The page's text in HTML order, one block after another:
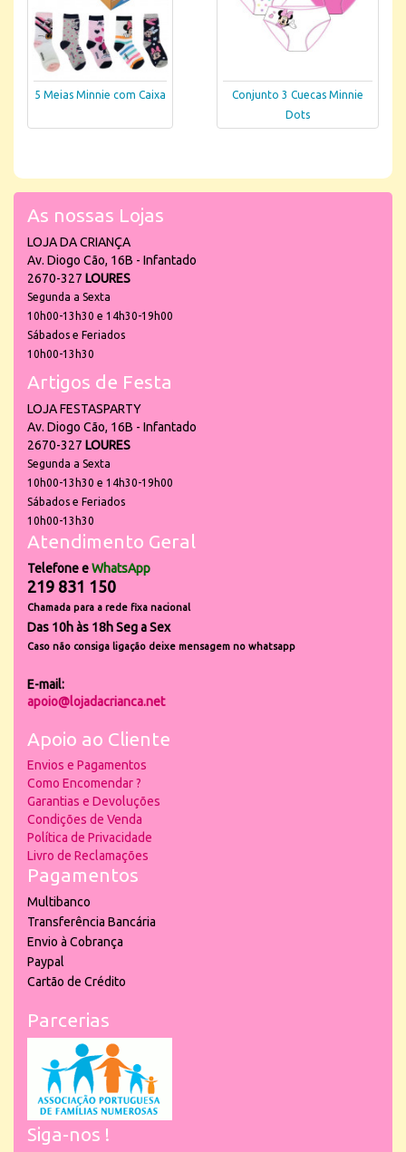
5 Meias Minnie com Caixa
Conjunto 3 Cuecas Minnie
Dots
As nossas Lojas
LOJA DA CRIANÇA
Av. Diogo Cão, 16B - Infantado
2670-327 LOURES
Segunda a Sexta
10h00-13h30 e 14h30-19h00
Sábados e Feriados
10h00-13h30
Artigos de Festa
LOJA FESTASPARTY
Av. Diogo Cão, 16B - Infantado
2670-327 LOURES
Segunda a Sexta
10h00-13h30 e 14h30-19h00
Sábados e Feriados
10h00-13h30
Atendimento Geral
Telefone eWhatsApp
219 831 150
Chamada para a rede fixa nacional
Das 10h às 18h Seg a Sex
Caso não consiga ligação deixe mensagem no whatsapp
E-mail:
apoio@lojadacrianca.net
Apoio ao Cliente
Envios e Pagamentos
Como Encomendar ?
Garantias e Devoluções
Condições de Venda
Política de Privacidade
Livro de Reclamações
Pagamentos
Multibanco
Transferência Bancária
Envio à Cobrança
Paypal
Cartão de Crédito
Parcerias
Siga-nos !